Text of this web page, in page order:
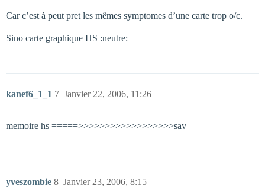
Car c’est à peut pret les mêmes symptomes d’une carte trop o/c.
Sino carte graphique HS :neutre:
kanef6_1_1 Janvier 22, 2006, 11:26
7
memoire hs =====>>>>>>>>>>>>>>>>>>sav
yveszombie Janvier 23, 2006, 8:15
8